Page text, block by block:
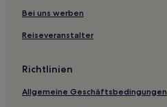
Hotels nahe Museum of Moab
Coyote Run: Hotels
Utah: Hotels
Richfield Hotels
Bei uns werben
Reiseveranstalter
Richtlinien
Allgemeine Geschäftsbedingungen